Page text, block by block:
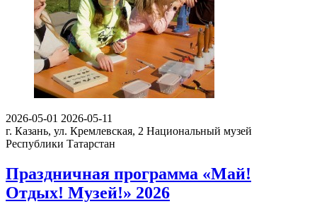
2026-05-01 2026-05-11
г. Казань, ул. Кремлевская, 2 Национальный музей
Республики Татарстан
Праздничная программа «Май!
Отдых! Музей!» 2026